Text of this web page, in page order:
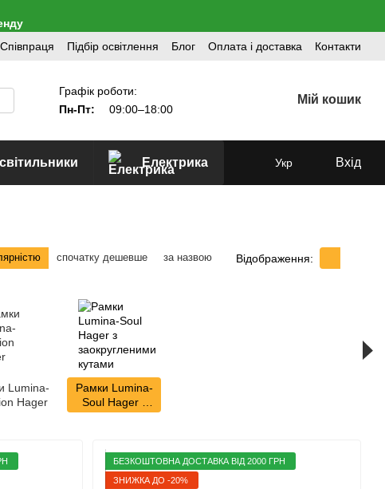
Співпраця Підбір освітлення Блог Оплата і доставка Контакти
Графік роботи:
Пн-Пт:
09:00–18:00
Мій кошик
Електрика Укр Вхід
спочатку дешевше за назвою Відображення:
Lumina-
Hager
Рамки Lumina-
Soul Hager з
заокругленими
БЕЗКОШТОВНА ДОСТАВКА ВІД 2000 ГРН
ЗНИЖКА ДО -20%